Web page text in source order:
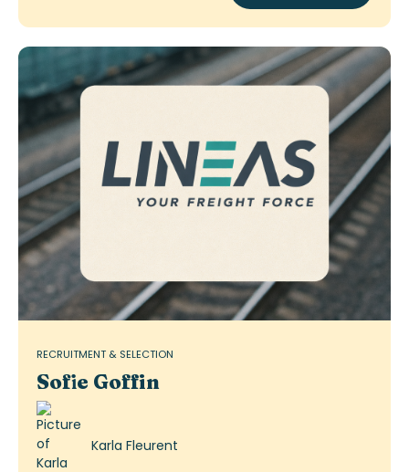
RECRUITMENT & SELECTION
Sofie Goffin
Karla Fleurent